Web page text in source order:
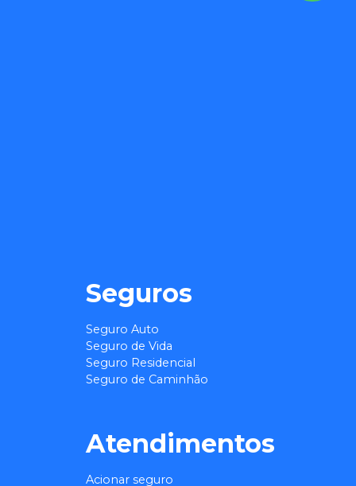
Seguros
Seguro Auto
Seguro de Vida
Seguro Residencial
Seguro de Caminhão
Atendimentos
Acionar seguro